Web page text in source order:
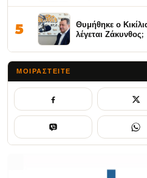
5
Θυμήθηκε ο
λέγεται Ζάκυνθος;
ΜΟΙΡΑΣΤΕΊΤΕ